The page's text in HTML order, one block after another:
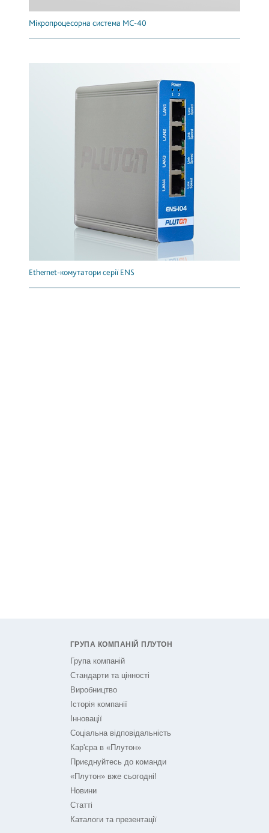
Мікропроцесорна система МС-40
Ethernet-комутатори серії ENS
ГРУПА КОМПАНІЙ ПЛУТОН
Група компаній
Стандарти та цінності
Виробництво
Історія компанії
Інновації
Соціальна відповідальність
Кар'єра в «Плутон»
Приєднуйтесь до команди
«Плутон» вже сьогодні!
Новини
Статті
Каталоги та презентації